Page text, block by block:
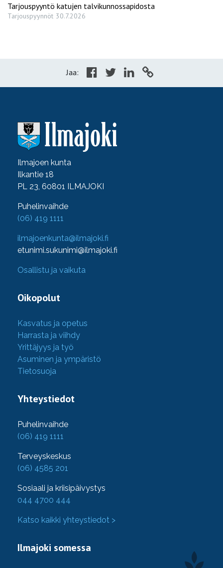
Tarjouspyyntö katujen talvikunnossapidosta
Tarjouspyynnöt 30.7.2026
Jaa:
Ilmajoen kunta
Ilkantie 18
PL 23, 60801 ILMAJOKI
Puhelinvaihde
(06) 419 1111
ilmajoenkunta@ilmajoki.fi
etunimi.sukunimi@ilmajoki.fi
Osallistu ja vaikuta
Oikopolut
Kasvatus ja opetus
Harrasta ja viihdy
Yrittäjyys ja työ
Asuminen ja ympäristö
Tietosuoja
Yhteystiedot
Puhelinvaihde
(06) 419 1111
Terveyskeskus
(06) 4585 201
Sosiaali ja kriisipäivystys
044 4700 444
Katso kaikki yhteystiedot >
Ilmajoki somessa